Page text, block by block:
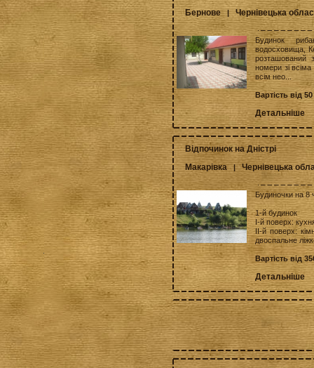
Бернове | Чернівецька
Будинок
водосховища,
розташований
номери зі
всім нео...
Вартість від
Детальніше
Відпочинок на Дністрі
Макарівка |Чернівецька
Будиночки на 8
1-й будинок
I-й поверх:
II-й поверх:
двоспальне
Вартість від
Детальніше